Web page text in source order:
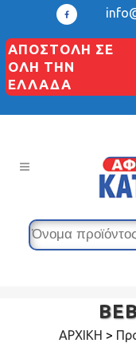
ΑΠΟΣΤΟΛΗ ΣΕ
ΟΛΗ ΤΗΝ
ΕΛΛΑΔΑ
ΑΡΧΙΚΗ >